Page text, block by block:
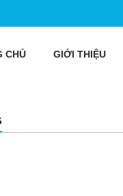
CHỦ GIỚI THIỆU